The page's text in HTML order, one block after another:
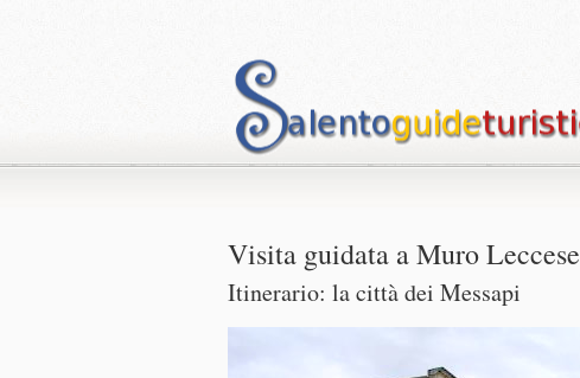
Visita guidata a Muro Leccese
Itinerario: la città dei Messapi